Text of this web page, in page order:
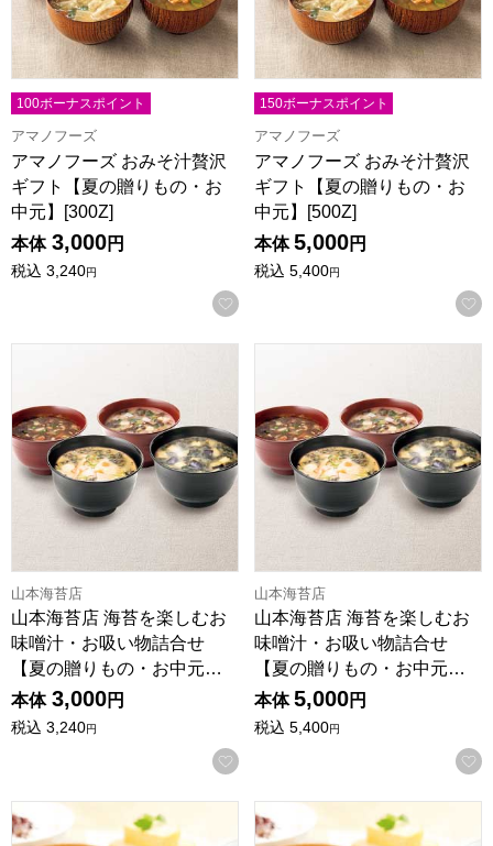
100ボーナスポイント
アマノフーズ
アマノフーズ おみそ汁贅沢
ギフト【夏の贈りもの・お
中元】[300Z]
本体 3,000円
税込 3,240円
お気に入りに登録する
150ボーナスポイント
アマノフーズ
アマノフーズ おみそ汁贅沢
ギフト【夏の贈りもの・お
中元】[500Z]
本体 5,000円
税込 5,400円
山本海苔店
山本海苔店 海苔を楽しむお
味噌汁・お吸い物詰合せ
【夏の贈りもの・お中元…
本体 3,000円
税込 3,240円
お気に入りに登録する
山本海苔店
山本海苔店 海苔を楽しむお
味噌汁・お吸い物詰合せ
【夏の贈りもの・お中元…
本体 5,000円
税込 5,400円
にんべん 至福の一椀おみそ汁・お吸い物詰合せ【夏の贈り
にんべん 至福の一椀おみそ